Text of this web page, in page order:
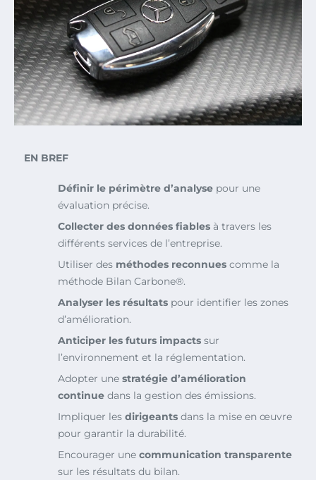
EN BREF
Définir le périmètre d’analyse pour une
évaluation précise.
Collecter des données fiables à travers les
différents services de l’entreprise.
Utiliser des méthodes reconnues comme la
méthode Bilan Carbone®.
Analyser les résultats pour identifier les zones
d’amélioration.
Anticiper les futurs impacts sur
l’environnement et la réglementation.
Adopter une stratégie d’amélioration
continue dans la gestion des émissions.
Impliquer les dirigeants dans la mise en œuvre
pour garantir la durabilité.
Encourager une communication transparente
sur les résultats du bilan.